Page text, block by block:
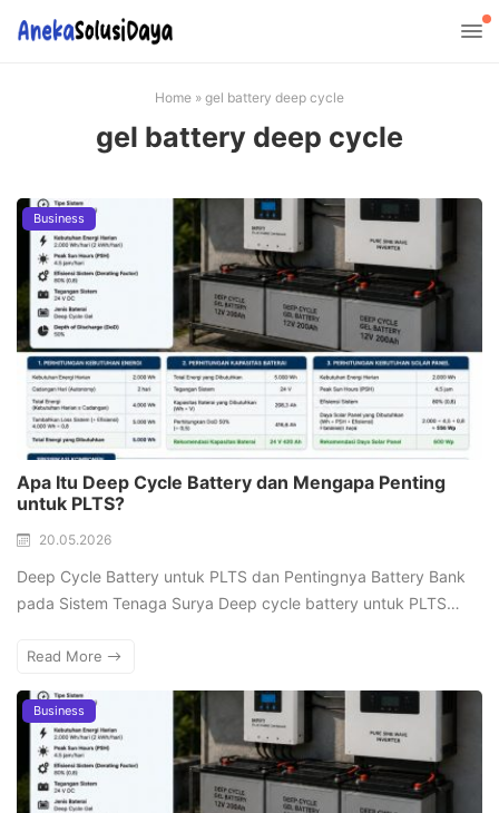
Home » gel battery deep cycle
gel battery deep cycle
Business
Apa Itu Deep Cycle Battery dan Mengapa Penting
untuk PLTS?
20.05.2026
Deep Cycle Battery untuk PLTS dan Pentingnya Battery Bank
pada Sistem Tenaga Surya Deep cycle battery untuk PLTS…
Read More
Business